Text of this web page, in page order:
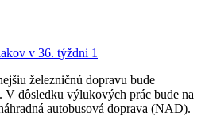
železničnú dopravu bude
dôsledku výlukových prác bude na
autobusová doprava (NAD).